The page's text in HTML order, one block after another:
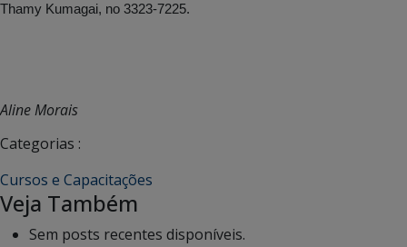
Thamy Kumagai, no 3323-7225.
Aline Morais
Categorias :
Cursos e Capacitações
Veja Também
Sem posts recentes disponíveis.